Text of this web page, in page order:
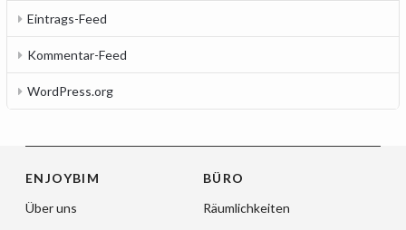
Eintrags-Feed
Kommentar-Feed
WordPress.org
ENJOYBIM
Über uns
BÜRO
Räumlichkeiten